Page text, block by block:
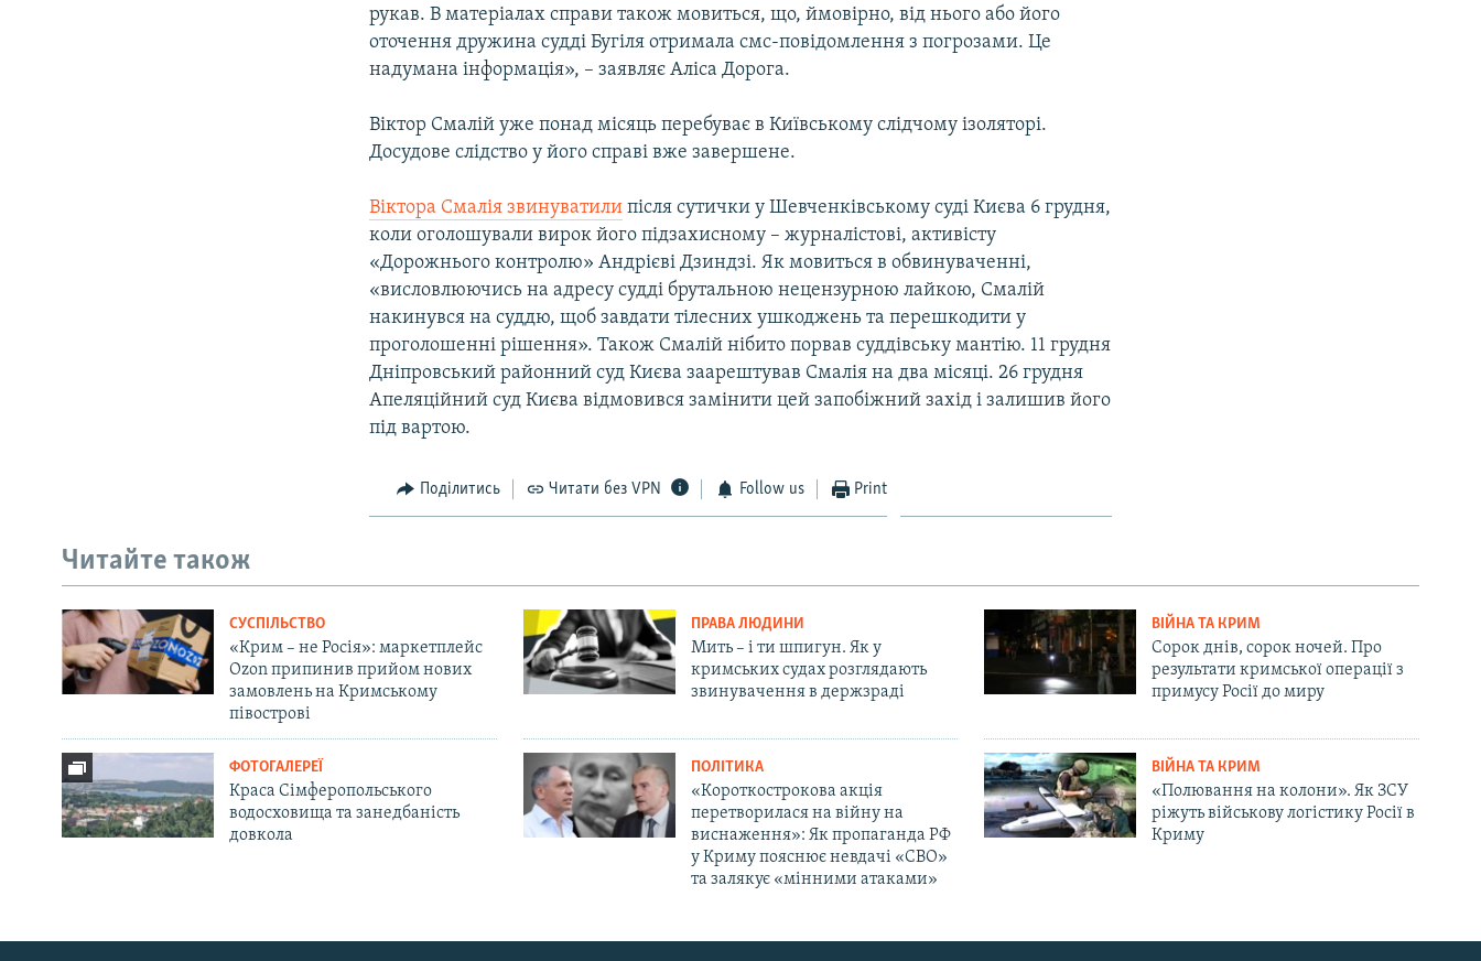
Русский
рукав. В матеріалах справи також мовиться, що, ймовірно, від нього або його
оточення дружина судді Бугіля отримала смс-повідомлення з погрозами. Це
надумана інформація», – заявляє Аліса Дорога.
Віктор Смалій уже понад місяць перебуває в Київському слідчому ізоляторі.
Досудове слідство у його справі вже завершене.
Віктора Смалія звинуватили після сутички у Шевченківському суді Києва 6 грудня,
коли оголошували вирок його підзахисному – журналістові, активісту
«Дорожнього контролю» Андрієві Дзиндзі. Як мовиться в обвинуваченні,
«висловлюючись на адресу судді брутальною нецензурною лайкою, Смалій
накинувся на суддю, щоб завдати тілесних ушкоджень та перешкодити у
проголошенні рішення». Також Смалій нібито порвав суддівську мантію. 11 грудня
Дніпровський районний суд Києва заарештував Смалія на два місяці. 26 грудня
Апеляційний суд Києва відмовився замінити цей запобіжний захід і залишив його
під вартою.
Поділитись Читати без VPN Follow us Print
Читайте також
СУСПІЛЬСТВО
«Крим – не Росія»: маркетплейс
Ozon припинив прийом нових
замовлень на Кримському
півострові
ПРАВА ЛЮДИНИ
Мить – і ти шпигун. Як у
кримських судах розглядають
звинувачення в держзраді
ВІЙНА ТА КРИМ
Сорок днів, сорок ночей. Про
результати кримської операції з
примусу Росії до миру
ФОТОГАЛЕРЕЇ
Краса Сімферопольського
водосховища та занедбаність
довкола
ПОЛІТИКА
«Короткострокова акція
перетворилася на війну на
виснаження»: Як пропаганда РФ
у Криму пояснює невдачі «СВО»
та залякує «мінними атаками»
ВІЙНА ТА КРИМ
«Полювання на колони». Як ЗСУ
ріжуть військову логістику Росії в
Криму